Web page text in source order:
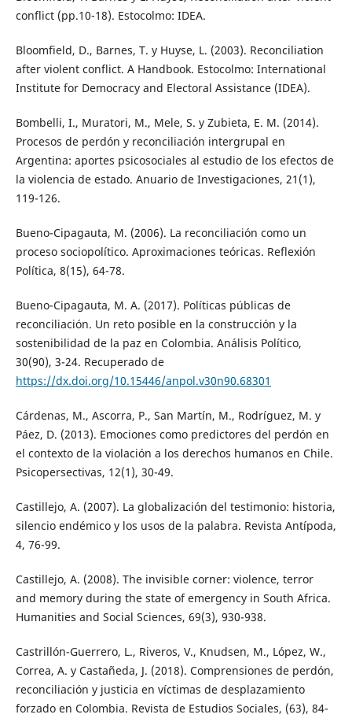
conflict (pp.10-18). Estocolmo: IDEA.
Bloomfield, D., Barnes, T. y Huyse, L. (2003). Reconciliation
after violent conflict. A Handbook. Estocolmo: International
Institute for Democracy and Electoral Assistance (IDEA).
Bombelli, I., Muratori, M., Mele, S. y Zubieta, E. M. (2014).
Procesos de perdón y reconciliación intergrupal en
Argentina: aportes psicosociales al estudio de los efectos de
la violencia de estado. Anuario de Investigaciones, 21(1),
119-126.
Bueno-Cipagauta, M. (2006). La reconciliación como un
proceso sociopolítico. Aproximaciones teóricas. Reflexión
Política, 8(15), 64-78.
Bueno-Cipagauta, M. A. (2017). Políticas públicas de
reconciliación. Un reto posible en la construcción y la
sostenibilidad de la paz en Colombia. Análisis Político,
30(90), 3-24. Recuperado de
https://dx.doi.org/10.15446/anpol.v30n90.68301
Cárdenas, M., Ascorra, P., San Martín, M., Rodríguez, M. y
Páez, D. (2013). Emociones como predictores del perdón en
el contexto de la violación a los derechos humanos en Chile.
Psicopersectivas, 12(1), 30-49.
Castillejo, A. (2007). La globalización del testimonio: historia,
silencio endémico y los usos de la palabra. Revista Antípoda,
4, 76-99.
Castillejo, A. (2008). The invisible corner: violence, terror
and memory during the state of emergency in South Africa.
Humanities and Social Sciences, 69(3), 930-938.
Castrillón-Guerrero, L., Riveros, V., Knudsen, M., López, W.,
Correa, A. y Castañeda, J. (2018). Comprensiones de perdón,
reconciliación y justicia en víctimas de desplazamiento
forzado en Colombia. Revista de Estudios Sociales, (63), 84-